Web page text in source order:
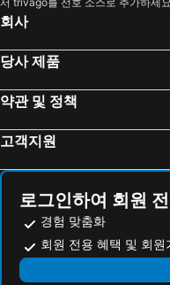
라치오 호텔
Hanoi region 호텔
경상북도 호텔
회사
당사 제품
약관 및 정책
고객지원
로그인하여 회원
경험 맞춤화
회원 전용 혜택 및 회원